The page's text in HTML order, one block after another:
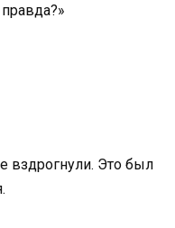
вздрогнули. Это был